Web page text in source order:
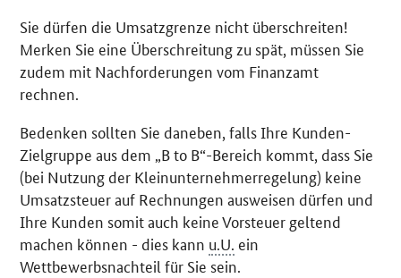
Sie dürfen die Umsatzgrenze nicht überschreiten!
Merken Sie eine Überschreitung zu spät, müssen Sie
zudem mit Nachforderungen vom Finanzamt
rechnen.
Bedenken sollten Sie daneben, falls Ihre Kunden-
Zielgruppe aus dem „B to B“-Bereich kommt, dass Sie
(bei Nutzung der Kleinunternehmerregelung) keine
Umsatzsteuer auf Rechnungen ausweisen dürfen und
Ihre Kunden somit auch keine Vorsteuer geltend
machen können - dies kann u.U. ein
Wettbewerbsnachteil für Sie sein.